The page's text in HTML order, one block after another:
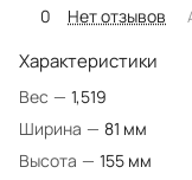
0 Нет отзывов
Характеристики
Вес — 1,519
Ширина — 81 мм
Высота — 155 мм